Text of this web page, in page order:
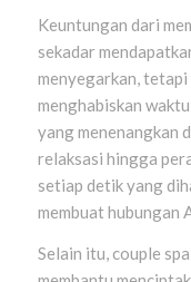
Keuntungan dari
sekadar
menyegarkan,
menghabiskan
yang menenangkan
relaksasi hingga
setiap detik yang
membuat hubungan
Selain itu, couple